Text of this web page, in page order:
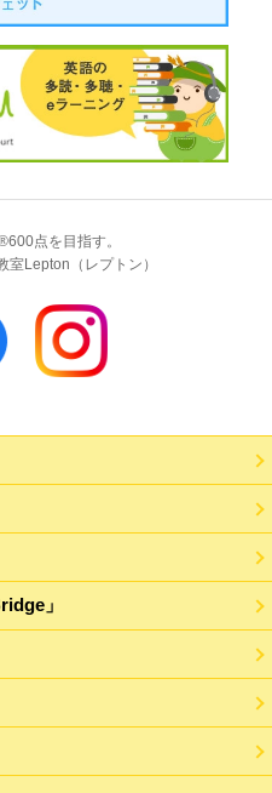
点を目指す。
室Lepton（レプトン）
」